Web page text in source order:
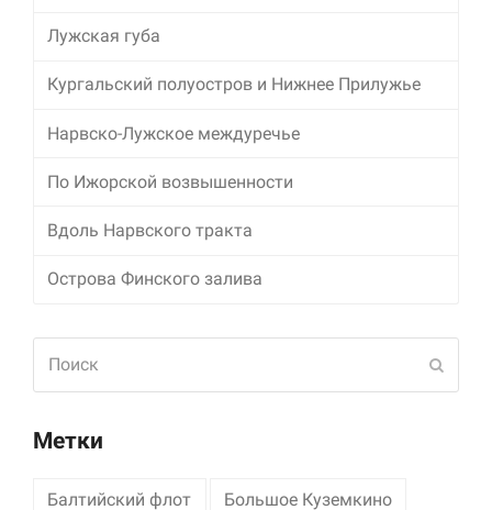
Лужская губа
Кургальский полуостров и Нижнее Прилужье
Нарвско-Лужское междуречье
По Ижорской возвышенности
Вдоль Нарвского тракта
Острова Финского залива
Метки
Балтийский флот Большое Куземкино